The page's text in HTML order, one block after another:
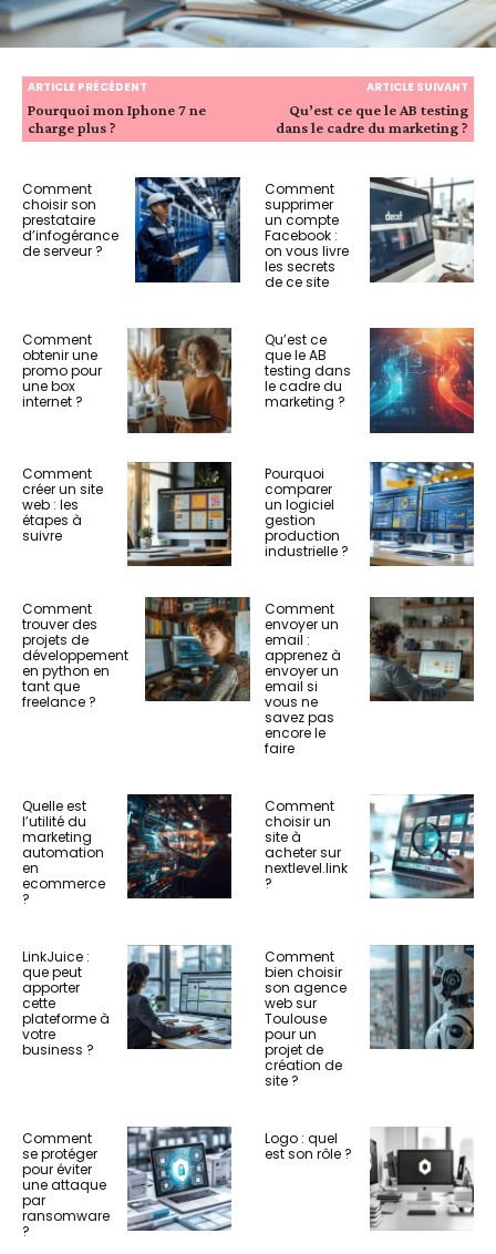
ARTICLE PRÉCÉDENT
Pourquoi mon Iphone 7 ne
charge plus ?
ARTICLE SUIVANT
Qu’est ce que le AB testing
dans le cadre du marketing ?
Comment
choisir son
prestataire
d’infogérance
de serveur ?
Comment
supprimer
un compte
Facebook :
on vous livre
les secrets
de ce site
Comment
obtenir une
promo pour
une box
internet ?
Qu’est ce
que le AB
testing dans
le cadre du
marketing ?
Comment
créer un site
web : les
étapes à
suivre
Pourquoi
comparer
un logiciel
gestion
production
industrielle ?
Comment
trouver des
projets de
développement
en python en
tant que
freelance ?
Comment
envoyer un
email :
apprenez à
envoyer un
email si
vous ne
savez pas
encore le
faire
Quelle est
l’utilité du
marketing
automation
en
ecommerce
?
Comment
choisir un
site à
acheter sur
nextlevel.link
?
LinkJuice :
que peut
apporter
cette
plateforme à
votre
business ?
Comment
bien choisir
son agence
web sur
Toulouse
pour un
projet de
création de
site ?
Comment
se protéger
pour éviter
une attaque
par
ransomware
?
Logo : quel
est son rôle ?